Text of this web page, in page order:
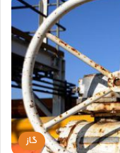
گاز